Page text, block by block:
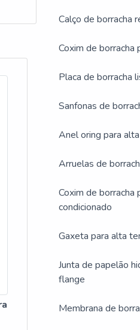
Calço de borracha
Coxim de borracha
Placa de borracha
Sanfonas de
Anel oring para
Arruelas de
Coxim de borracha
condicionado
Gaxeta para alta
Junta de papelão
flange
Membrana de